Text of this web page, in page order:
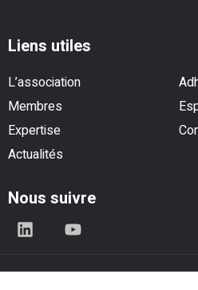
Liens utiles
L’association
Membres
Expertise
Actualités
Nous suivre